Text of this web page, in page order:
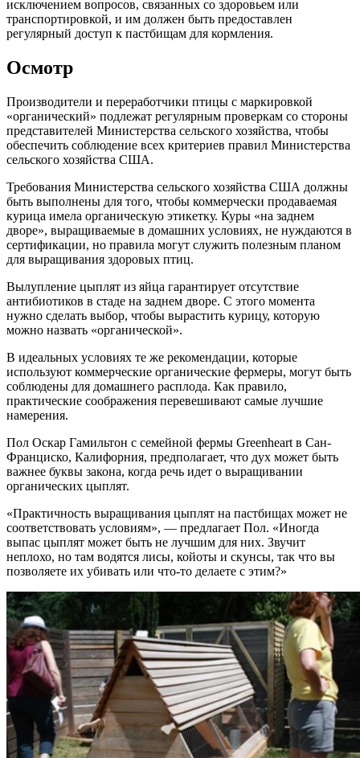
исключением вопросов, связанных со здоровьем или
транспортировкой, и им должен быть предоставлен
регулярный доступ к пастбищам для кормления.
Осмотр
Производители и переработчики птицы с маркировкой
«органический» подлежат регулярным проверкам со стороны
представителей Министерства сельского хозяйства, чтобы
обеспечить соблюдение всех критериев правил Министерства
сельского хозяйства США.
Требования Министерства сельского хозяйства США должны
быть выполнены для того, чтобы коммерчески продаваемая
курица имела органическую этикетку. Куры «на заднем
дворе», выращиваемые в домашних условиях, не нуждаются в
сертификации, но правила могут служить полезным планом
для выращивания здоровых птиц.
Вылупление цыплят из яйца гарантирует отсутствие
антибиотиков в стаде на заднем дворе. С этого момента
нужно сделать выбор, чтобы вырастить курицу, которую
можно назвать «органической».
В идеальных условиях те же рекомендации, которые
используют коммерческие органические фермеры, могут быть
соблюдены для домашнего расплода. Как правило,
практические соображения перевешивают самые лучшие
намерения.
Пол Оскар Гамильтон с семейной фермы Greenheart в Сан-
Франциско, Калифорния, предполагает, что дух может быть
важнее буквы закона, когда речь идет о выращивании
органических цыплят.
«Практичность выращивания цыплят на пастбищах может не
соответствовать условиям», — предлагает Пол. «Иногда
выпас цыплят может быть не лучшим для них. Звучит
неплохо, но там водятся лисы, койоты и скунсы, так что вы
позволяете их убивать или что-то делаете с этим?»